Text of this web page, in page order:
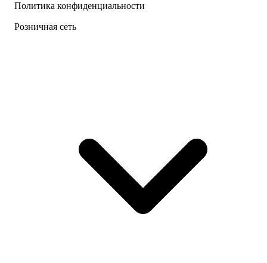
Политика конфиденциальности
Розничная сеть